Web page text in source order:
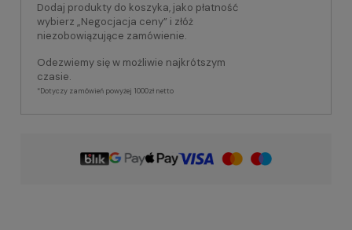
Dodaj produkty do koszyka, jako płatność
wybierz „Negocjacja ceny” i złóż
niezobowiązujące zamówienie.
Odezwiemy się w możliwie najkrótszym
czasie.
*Dotyczy zamówień powyżej 1000zł netto